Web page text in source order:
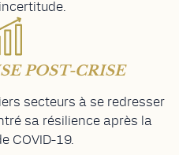
POST-CRISE
secteurs à se redresser
sa résilience après la
COVID-19.